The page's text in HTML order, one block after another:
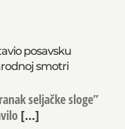
posavsku
smotri
seljačke sloge”
[...]